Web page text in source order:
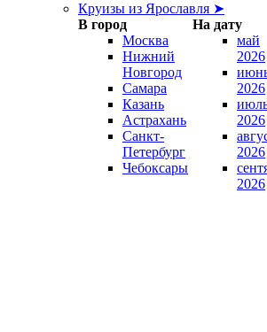
Круизы из Ярославля ➤
В город
На дату
Москва
Нижний
Новгород
Самара
Казань
Астрахань
Санкт-
Петербург
Чебоксары
май
2026
2026
2026
2026
2026